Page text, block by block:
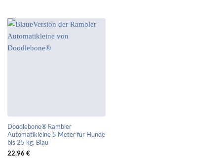
Doodlebone® Rambler
Automatikleine 5 Meter für Hunde
bis 25 kg, Blau
22,96 €